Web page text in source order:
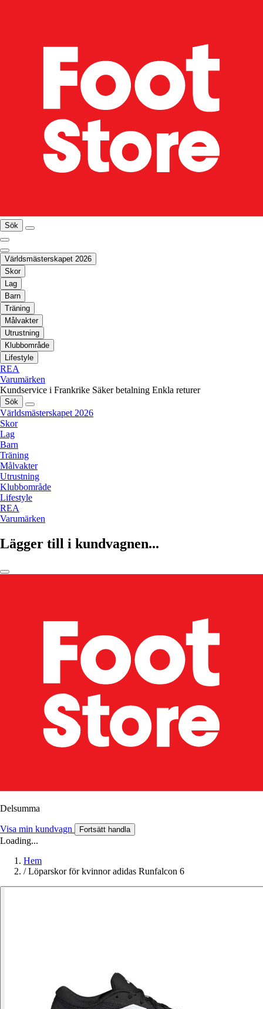
Sök
Världsmästerskapet 2026
Skor
Lag
Barn
Träning
Målvakter
Utrustning
Klubbområde
Lifestyle
REA
Varumärken
Kundservice i Frankrike Säker betalning Enkla returer
Sök
Världsmästerskapet 2026
Skor
Lag
Barn
Träning
Målvakter
Utrustning
Klubbområde
Lifestyle
REA
Varumärken
Lägger till i kundvagnen...
Delsumma
Visa min kundvagn Fortsätt handla
Loading...
Hem
/ Löparskor för kvinnor adidas Runfalcon 6